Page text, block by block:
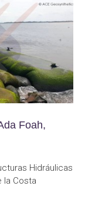
Foah,
Hidráulicas
la Costa